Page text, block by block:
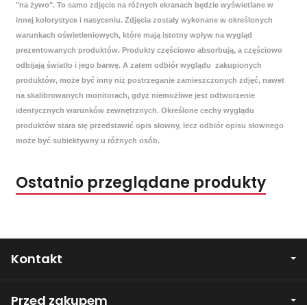
"na żywo". To samo zdjęcie na różnych ekranach będzie wyświetlane w
innej kolorystyce i nasyceniu. Zdjęcia zostały wykonane w określonych
warunkach oświetleniowych, które mają istotny wpływ na wygląd
prezentowanych produktów. Produkty częściowo absorbują, a częściowo
odbijają światło i jego barwę. A zatem odbiór wyglądu zakupionych
produktów, może być inny niż postrzeganie zamieszczonych zdjęć, nawet
na skalibrowanych monitorach, gdyż niemożliwe jest odtworzenie
identycznych warunków zewnętrznych. Określone cechy wyglądu
produktów stara się przedstawić opis słowny, lecz odbiór opisu słownego
może być subiektywny u różnych osób.
Ostatnio przeglądane produkty
Kontakt
Przed zakupem